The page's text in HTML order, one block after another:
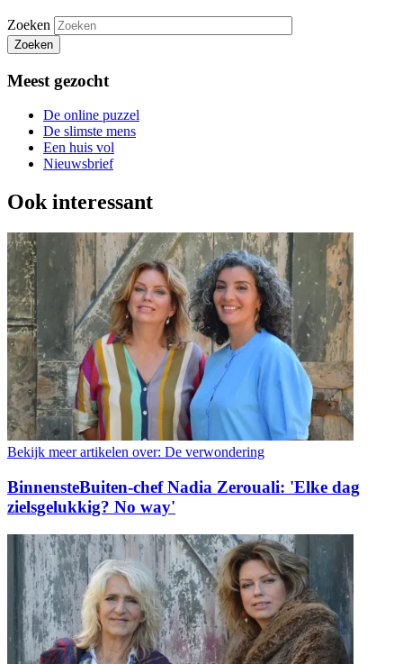
Zoeken
Zoeken
Meest gezocht
De online puzzel
De slimste mens
Een huis vol
Nieuwsbrief
Ook interessant
Bekijk meer artikelen over: De verwondering
BinnensteBuiten-chef Nadia Zerouali: 'Elke dag
zielsgelukkig? No way'